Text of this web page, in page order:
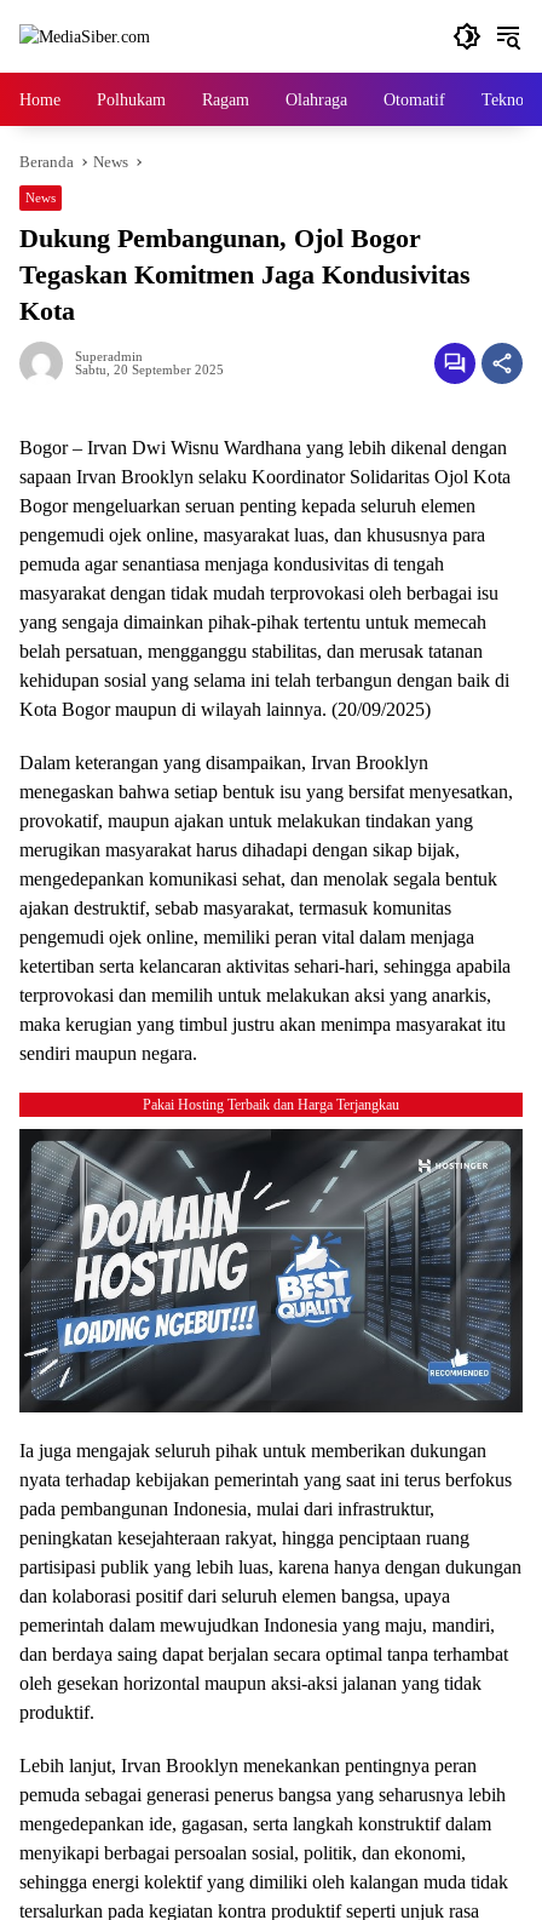
Home Polhukam Ragam Olahraga Otomatif Tekno
Beranda News
News
Dukung Pembangunan, Ojol Bogor
Tegaskan Komitmen Jaga Kondusivitas
Kota
Superadmin
Sabtu, 20 September 2025
Bogor – Irvan Dwi Wisnu Wardhana yang lebih dikenal dengan
sapaan Irvan Brooklyn selaku Koordinator Solidaritas Ojol Kota
Bogor mengeluarkan seruan penting kepada seluruh elemen
pengemudi ojek online, masyarakat luas, dan khususnya para
pemuda agar senantiasa menjaga kondusivitas di tengah
masyarakat dengan tidak mudah terprovokasi oleh berbagai isu
yang sengaja dimainkan pihak-pihak tertentu untuk memecah
belah persatuan, mengganggu stabilitas, dan merusak tatanan
kehidupan sosial yang selama ini telah terbangun dengan baik di
Kota Bogor maupun di wilayah lainnya. (20/09/2025)
Dalam keterangan yang disampaikan, Irvan Brooklyn
menegaskan bahwa setiap bentuk isu yang bersifat menyesatkan,
provokatif, maupun ajakan untuk melakukan tindakan yang
merugikan masyarakat harus dihadapi dengan sikap bijak,
mengedepankan komunikasi sehat, dan menolak segala bentuk
ajakan destruktif, sebab masyarakat, termasuk komunitas
pengemudi ojek online, memiliki peran vital dalam menjaga
ketertiban serta kelancaran aktivitas sehari-hari, sehingga apabila
terprovokasi dan memilih untuk melakukan aksi yang anarkis,
maka kerugian yang timbul justru akan menimpa masyarakat itu
sendiri maupun negara.
Pakai Hosting Terbaik dan Harga Terjangkau
Ia juga mengajak seluruh pihak untuk memberikan dukungan
nyata terhadap kebijakan pemerintah yang saat ini terus berfokus
pada pembangunan Indonesia, mulai dari infrastruktur,
peningkatan kesejahteraan rakyat, hingga penciptaan ruang
partisipasi publik yang lebih luas, karena hanya dengan dukungan
dan kolaborasi positif dari seluruh elemen bangsa, upaya
pemerintah dalam mewujudkan Indonesia yang maju, mandiri,
dan berdaya saing dapat berjalan secara optimal tanpa terhambat
oleh gesekan horizontal maupun aksi-aksi jalanan yang tidak
produktif.
Lebih lanjut, Irvan Brooklyn menekankan pentingnya peran
pemuda sebagai generasi penerus bangsa yang seharusnya lebih
mengedepankan ide, gagasan, serta langkah konstruktif dalam
menyikapi berbagai persoalan sosial, politik, dan ekonomi,
sehingga energi kolektif yang dimiliki oleh kalangan muda tidak
tersalurkan pada kegiatan kontra produktif seperti unjuk rasa